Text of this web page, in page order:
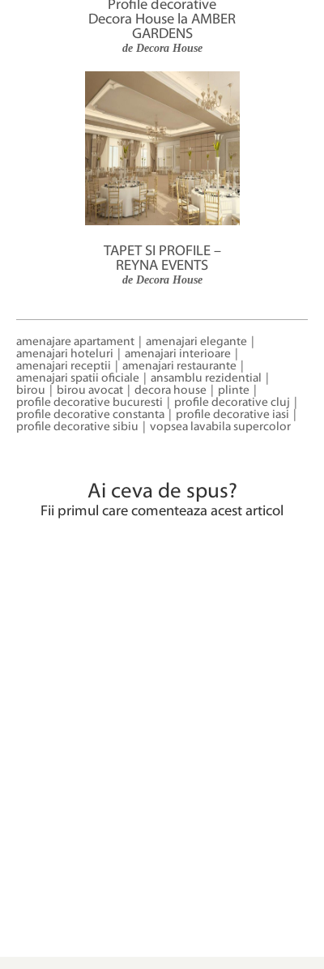
Profile decorative
Decora House la AMBER
GARDENS
de Decora House
TAPET SI PROFILE –
REYNA EVENTS
de Decora House
amenajare apartament
amenajari elegante
amenajari hoteluri
amenajari interioare
amenajari receptii
amenajari restaurante
amenajari spatii oficiale
ansamblu rezidential
birou
birou avocat decora house
plinte
profile decorative bucuresti
profile decorative cluj
profile decorative constanta
profile decorative iasi
profile decorative sibiu
vopsea lavabila supercolor
Ai ceva de spus?
Fii primul care comenteaza acest articol